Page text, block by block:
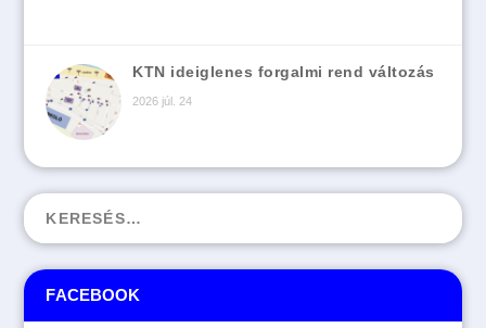
FACEBOOK
KTN ideiglenes forgalmi rend változás
2026 júl. 24